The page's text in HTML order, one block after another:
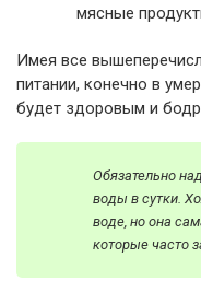
мясные
Имея все
питании, конечно в
будет здоровым и
Обязательно
воды в сутки.
воде, но она
которые часто